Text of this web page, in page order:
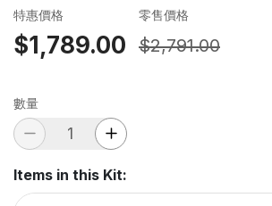
特惠價格
$1,789.00
零售價格
$2,791.00
數量
Items in this Kit: